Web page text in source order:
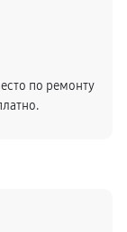
по ремонту